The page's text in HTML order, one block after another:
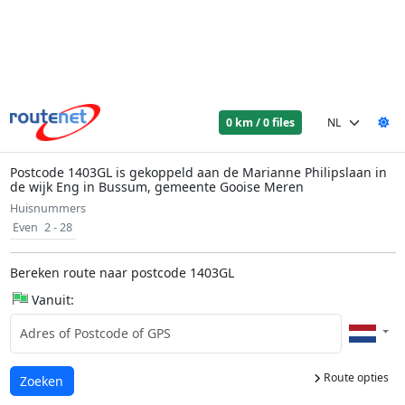
0 km / 0 files
Postcode 1403GL is gekoppeld aan de Marianne Philipslaan in
de wijk Eng in Bussum, gemeente Gooise Meren
Huisnummers
Even 2 - 28
Bereken route naar postcode 1403GL
Vanuit:
Route opties
Laden...
Zoeken